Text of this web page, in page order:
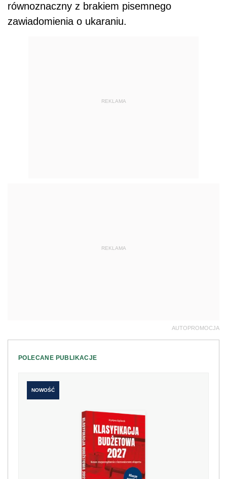
równoznaczny z brakiem pisemnego
zawiadomienia o ukaraniu.
REKLAMA
REKLAMA
AUTOPROMOCJA
POLECANE PUBLIKACJE
NOWOŚĆ